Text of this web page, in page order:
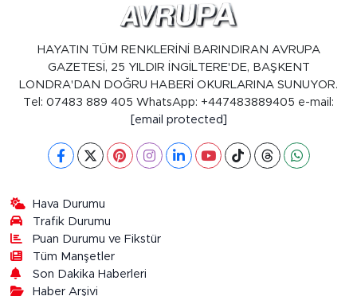
HAYATIN TÜM RENKLERİNİ BARINDIRAN AVRUPA
GAZETESİ, 25 YILDIR İNGİLTERE'DE, BAŞKENT
LONDRA'DAN DOĞRU HABERİ OKURLARINA SUNUYOR.
Tel: 07483 889 405 WhatsApp: +447483889405 e-mail:
[email protected]
Hava Durumu
Trafik Durumu
Puan Durumu ve Fikstür
Tüm Manşetler
Son Dakika Haberleri
Haber Arşivi